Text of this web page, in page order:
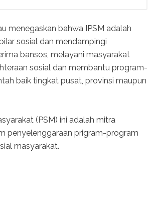
menegaskan bahwa IPSM adalah
sosial dan mendampingi
bansos, melayani masyarakat
sosial dan membantu program-
baik tingkat pusat, provinsi maupun
(PSM) ini adalah mitra
penyelenggaraan prigram-program
masyarakat.